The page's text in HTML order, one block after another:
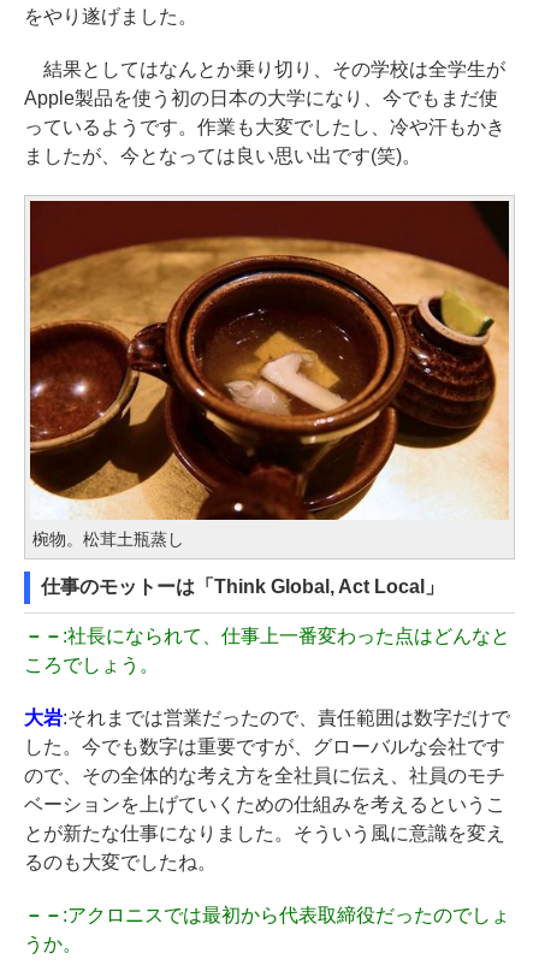
をやり遂げました。
結果としてはなんとか乗り切り、その学校は全学生が
Apple製品を使う初の日本の大学になり、今でもまだ使
っているようです。作業も大変でしたし、冷や汗もかき
ましたが、今となっては良い思い出です(笑)。
椀物。松茸土瓶蒸し
仕事のモットーは「Think Global, Act Local」
－－ :社長になられて、仕事上一番変わった点はどんなと
ころでしょう。
大岩:それまでは営業だったので、責任範囲は数字だけで
した。今でも数字は重要ですが、グローバルな会社です
ので、その全体的な考え方を全社員に伝え、社員のモチ
ベーションを上げていくための仕組みを考えるというこ
とが新たな仕事になりました。そういう風に意識を変え
るのも大変でしたね。
－－ :アクロニスでは最初から代表取締役だったのでしょ
うか。